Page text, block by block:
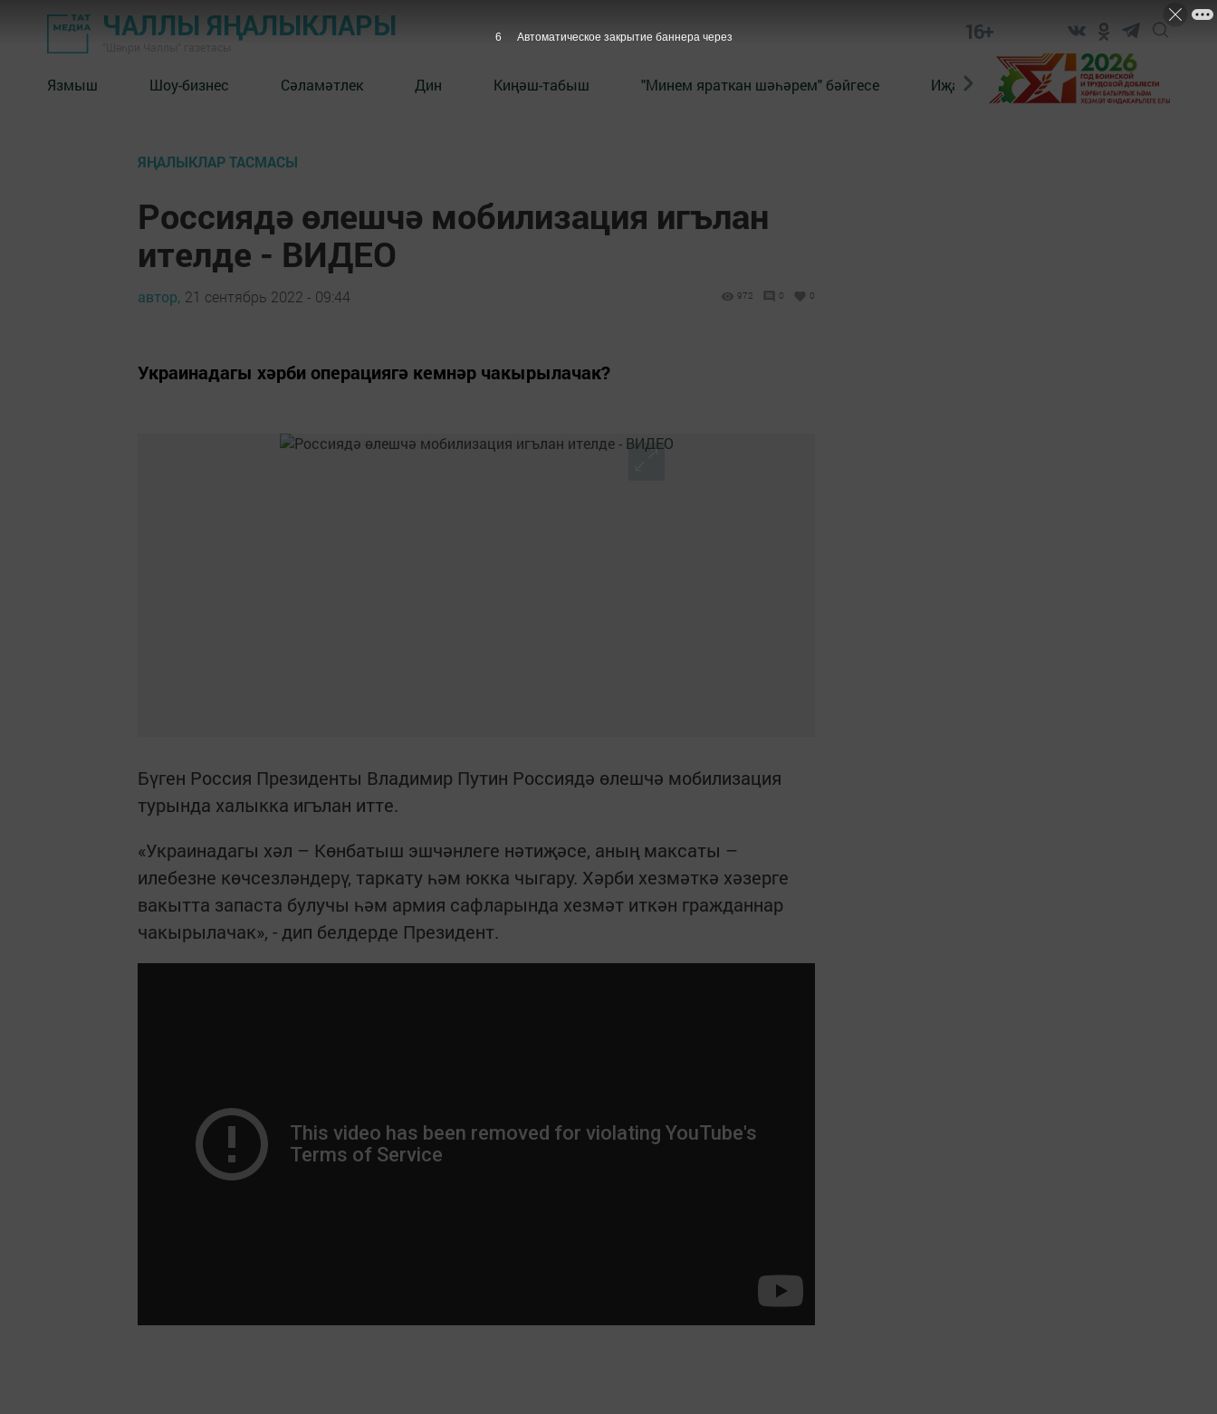
ЧАЛЛЫ ЯҢАЛЫКЛАРЫ 16+
Язмыш Шоу-бизнес Сәламәтлек Дин Киңәш-табыш "Минем яраткан шәһәрем" бәйгесе Иҗат Реклама Онлайн
ЯҢАЛЫКЛАР ТАСМАСЫ
Россиядә өлешчә мобилизация игълан
ителде - ВИДЕО
автор, 21 сентябрь 2022 - 09:44 972 0 0
Украинадагы хәрби операциягә кемнәр чакырылачак?
Бүген Россия Президенты Владимир Путин Россиядә өлешчә мобилизация
турында халыкка игълан итте.
«Украинадагы хәл – Көнбатыш эшчәнлеге нәтиҗәсе, аның максаты –
илебезне көчсезләндерү, таркату һәм юкка чыгару. Хәрби хезмәткә хәзерге
вакытта запаста булучы һәм армия сафларында хезмәт иткән гражданнар
чакырылачак», - дип белдерде Президент.
5 Автоматическое закрытие баннера через